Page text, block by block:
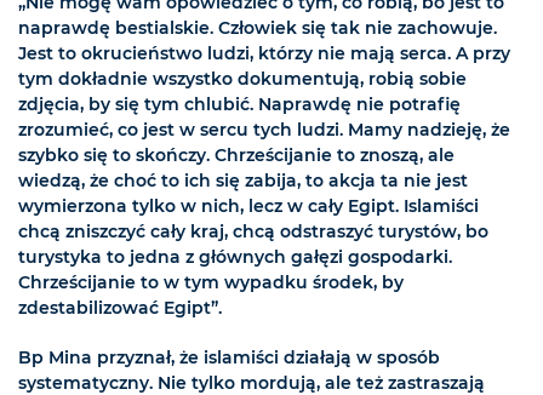
naprawdę bestialskie. Człowiek się tak nie zachowuje.
Jest to okrucieństwo ludzi, którzy nie mają serca. A przy
tym dokładnie wszystko dokumentują, robią sobie
zdjęcia, by się tym chlubić. Naprawdę nie potrafię
zrozumieć, co jest w sercu tych ludzi. Mamy nadzieję, że
szybko się to skończy. Chrześcijanie to znoszą, ale
wiedzą, że choć to ich się zabija, to akcja ta nie jest
wymierzona tylko w nich, lecz w cały Egipt. Islamiści
chcą zniszczyć cały kraj, chcą odstraszyć turystów, bo
turystyka to jedna z głównych gałęzi gospodarki.
Chrześcijanie to w tym wypadku środek, by
zdestabilizować Egipt”.
Bp Mina przyznał, że islamiści działają w sposób
systematyczny. Nie tylko mordują, ale też zastraszają